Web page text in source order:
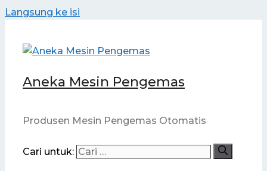
Langsung ke isi
Aneka Mesin Pengemas
Produsen Mesin Pengemas Otomatis
Cari untuk: